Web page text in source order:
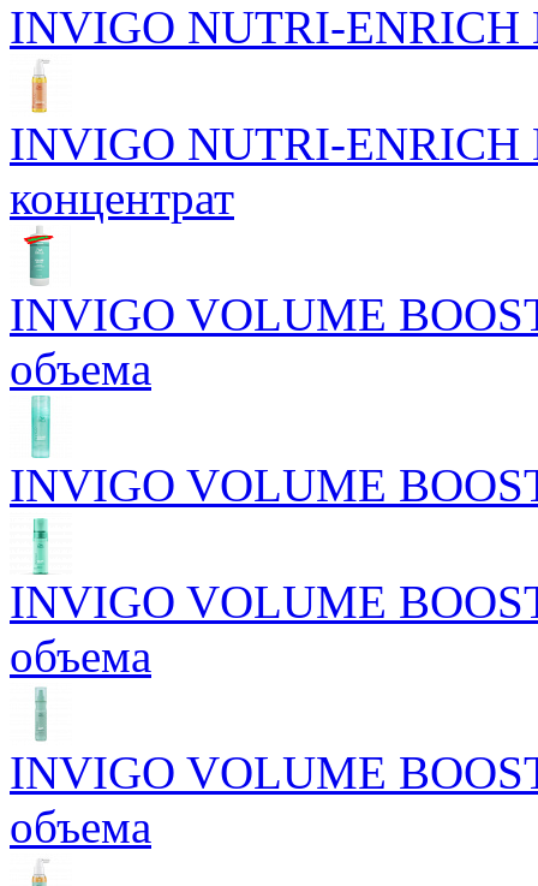
INVIGO NUTRI-ENRICH
INVIGO NUTRI-ENRICH
концентрат
INVIGO VOLUME
объема
INVIGO VOLUME
INVIGO VOLUME
объема
INVIGO VOLUME
объема